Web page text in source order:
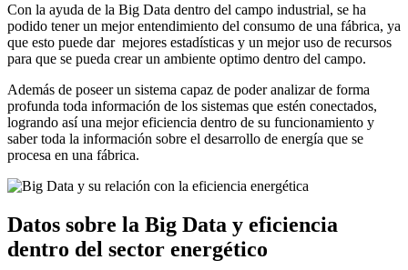
Con la ayuda de la Big Data dentro del campo industrial, se ha
podido tener un mejor entendimiento del consumo de una fábrica, ya
que esto puede dar mejores estadísticas y un mejor uso de recursos
para que se pueda crear un ambiente optimo dentro del campo.
Además de poseer un sistema capaz de poder analizar de forma
profunda toda información de los sistemas que estén conectados,
logrando así una mejor eficiencia dentro de su funcionamiento y
saber toda la información sobre el desarrollo de energía que se
procesa en una fábrica.
Datos sobre la Big Data y eficiencia
dentro del sector energético